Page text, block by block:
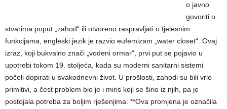
o javno
govoriti o
stvarima poput „zahod“ ili otvoreno raspravljati o tjelesnim
funkcijama, engleski jezik je razvio eufemizam „water closet“. Ovaj
izraz, koji bukvalno znači „vodeni ormar“, prvi put se pojavio u
upotrebi tokom 19. stoljeća, kada su moderni sanitarni sistemi
počeli dopirati u svakodnevni život. U prošlosti, zahodi su bili vrlo
primitivi, a čest problem bio je i miris koji se širio iz njih, pa je
postojala potreba za boljim rješenjima. **Ova promjena je označila